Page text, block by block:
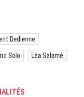
Dedienne
Solo Léa Salamé